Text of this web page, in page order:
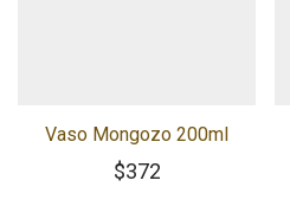
Vaso Mongozo 200ml
$372